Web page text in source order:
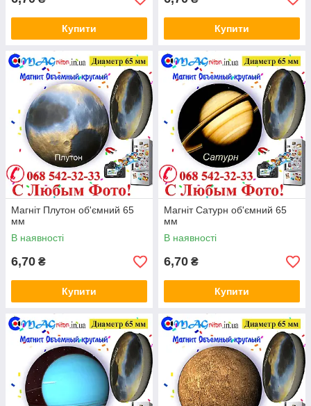
Купити Купити
Магніт Плутон об'ємний 65
мм
В наявності
6,70 ₴
Купити
Магніт Сатурн об'ємний 65
мм
В наявності
6,70 ₴
Купити